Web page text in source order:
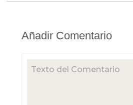
Añadir Comentario